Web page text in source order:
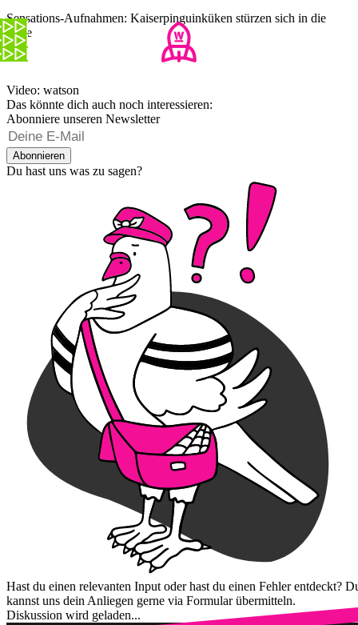
Sensations-Aufnahmen: Kaiserpinguinküken stürzen sich in die
Tiefe
Video: watson
Das könnte dich auch noch interessieren:
Abonniere unseren Newsletter
Abonnieren
Du hast uns was zu sagen?
Hast du einen relevanten Input oder hast du einen Fehler entdeckt?
kannst uns dein Anliegen gerne via Formular übermitteln.
Diskussion wird geladen...